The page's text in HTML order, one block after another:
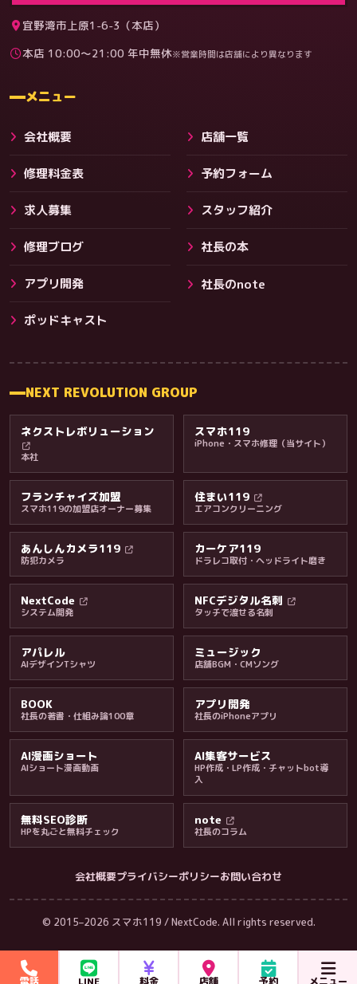
その他サービス
料金・保証・ご案内
料金
宜野湾市上原1-6-3（本店）
本店 10:00〜21:00 年中無休※営業時間は店舗により異なります
メニュー
会社概要 店舗一覧
修理料金表 予約フォーム
求人募集 スタッフ紹介
修理ブログ 社長の本
アプリ開発 社長のnote
ポッドキャスト
NEXT REVOLUTION GROUP
ネクストレボリューション
本社
スマホ119
iPhone・スマホ修理（当サイト）
フランチャイズ加盟
スマホ119の加盟店オーナー募集
住まい119
エアコンクリーニング
あんしんカメラ119
防犯カメラ
カーケア119
ドラレコ取付・ヘッドライト磨き
NextCode
システム開発
NFCデジタル名刺
タッチで渡せる名刺
アパレル
AIデザインTシャツ
ミュージック
店舗BGM・CMソング
BOOK
社長の著書・仕組み論100章
アプリ開発
社長のiPhoneアプリ
AI漫画ショート
AIショート漫画動画
AI集客サービス
HP作成・LP作成・チャットbot導
入
無料SEO診断
HPを丸ごと無料チェック
note
社長のコラム
会社概要プライバシーポリシーお問い合わせ
© 2015–2026 スマホ119 / NextCode. All rights reserved.
電話 LINE 料金 店舗 予約 メニュー